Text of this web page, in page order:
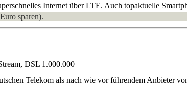
Internet über LTE. Auch topaktuelle
sparen).
DSL 1.000.000
Telekom als nach wie vor führendem Anbieter